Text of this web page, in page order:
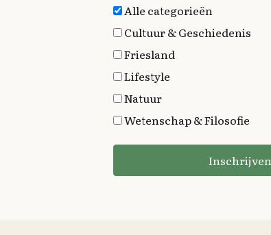
Alle categorieën
Cultuur & Geschiedenis
Friesland
Lifestyle
Natuur
Wetenschap & Filosofie
Inschrijven